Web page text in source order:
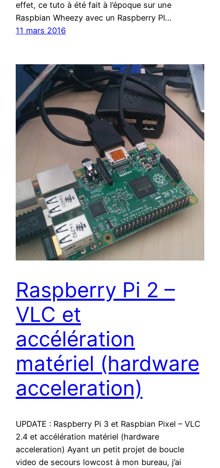
effet, ce tuto à été fait à l’époque sur une
Raspbian Wheezy avec un Raspberry PI…
11 mars 2016
Raspberry Pi 2 –
VLC et
accélération
matériel (hardware
acceleration)
UPDATE : Raspberry Pi 3 et Raspbian Pixel – VLC
2.4 et accélération matériel (hardware
acceleration) Ayant un petit projet de boucle
video de secours lowcost à mon bureau, j’ai